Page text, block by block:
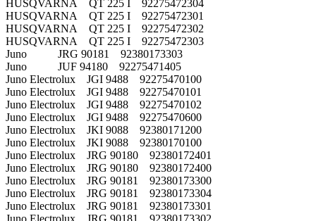
HUSQVARNA QT 225 I 92275472304
HUSQVARNA QT 225 I 92275472301
HUSQVARNA QT 225 I 92275472302
HUSQVARNA QT 225 I 92275472303
Juno JRG 90181 92380173303
Juno JUF 94180 92275471405
Juno Electrolux JGI 9488 92275470100
Juno Electrolux JGI 9488 92275470101
Juno Electrolux JGI 9488 92275470102
Juno Electrolux JGI 9488 92275470600
Juno Electrolux JKI 9088 92380171200
Juno Electrolux JKI 9088 92380170100
Juno Electrolux JRG 90180 92380172401
Juno Electrolux JRG 90180 92380172400
Juno Electrolux JRG 90181 92380173300
Juno Electrolux JRG 90181 92380173304
Juno Electrolux JRG 90181 92380173301
Juno Electrolux JRG 90181 92380173302